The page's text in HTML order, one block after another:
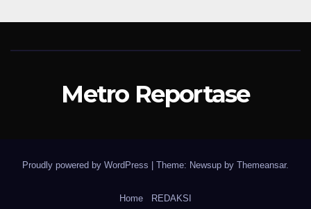
Metro Reportase
Proudly powered by WordPress Theme: Newsup by Themeansar.
Home REDAKSI